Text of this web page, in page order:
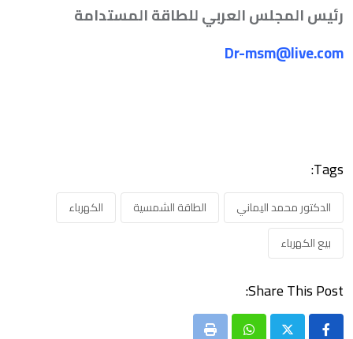
رئيس المجلس العربي للطاقة المستدامة
Dr-msm@live.com
Tags:
الدكتور محمد اليماني الطاقة الشمسية
الكهرباء
بيع الكهرباء
Share This Post: